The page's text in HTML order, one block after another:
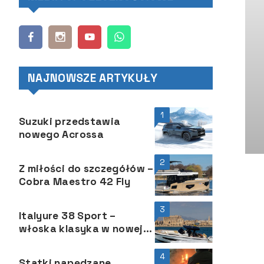
NAJNOWSZE ARTYKUŁY
1
Suzuki przedstawia
nowego Acrossa
2
Z miłości do szczegółów –
Cobra Maestro 42 Fly
3
Italyure 38 Sport –
włoska klasyka w nowej
4